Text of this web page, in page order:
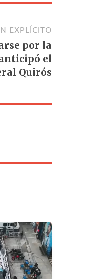
EXPLÍCITO
por la
el
Quirós